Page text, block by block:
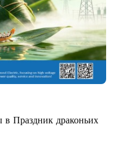
Праздник драконьих